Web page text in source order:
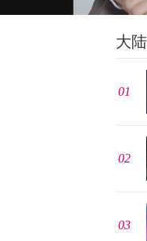
大
01
02
03